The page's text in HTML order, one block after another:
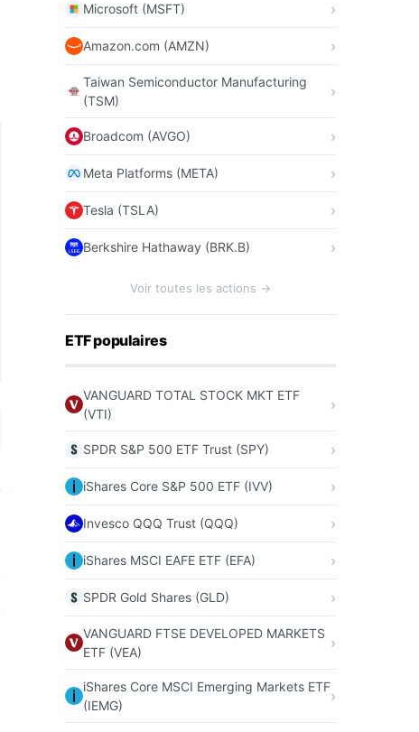
Microsoft (MSFT)
Amazon.com (AMZN)
Taiwan Semiconductor Manufacturing
(TSM)
Broadcom (AVGO)
Meta Platforms (META)
Tesla (TSLA)
Berkshire Hathaway (BRK.B)
Voir toutes les actions →
ETF populaires
VANGUARD TOTAL STOCK MKT ETF
(VTI)
SPDR S&P 500 ETF Trust (SPY)
iShares Core S&P 500 ETF (IVV)
Invesco QQQ Trust (QQQ)
iShares MSCI EAFE ETF (EFA)
SPDR Gold Shares (GLD)
VANGUARD FTSE DEVELOPED MARKETS
ETF (VEA)
iShares Core MSCI Emerging Markets ETF
(IEMG)